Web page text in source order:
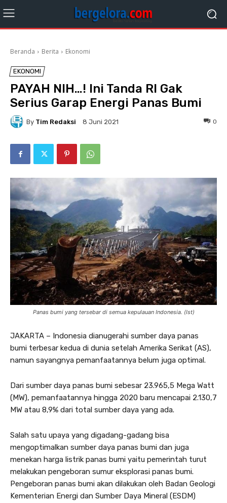
Beranda Berita Ekonomi
EKONOMI
PAYAH NIH…! Ini Tanda RI Gak
Serius Garap Energi Panas Bumi
By Tim Redaksi 8 Juni 2021 0
Panas bumi yang tersebar di semua kepulauan Indonesia. (Ist)
JAKARTA – Indonesia dianugerahi sumber daya panas
bumi terbesar kedua di dunia setelah Amerika Serikat (AS),
namun sayangnya pemanfaatannya belum juga optimal.
Dari sumber daya panas bumi sebesar 23.965,5 Mega Watt
(MW), pemanfaatannya hingga 2020 baru mencapai 2.130,7
MW atau 8,9% dari total sumber daya yang ada.
Salah satu upaya yang digadang-gadang bisa
mengoptimalkan sumber daya panas bumi dan juga
menekan harga listrik panas bumi yaitu pemerintah turut
melakukan pengeboran sumur eksplorasi panas bumi.
Pengeboran panas bumi akan dilakukan oleh Badan Geologi
Kementerian Energi dan Sumber Daya Mineral (ESDM)